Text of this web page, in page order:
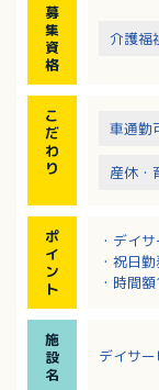
募
集
資
格
介護福
こ
だ
わ
り
車通勤
産休・
ポ
イ
ン
ト
・デイ
・祝日
・時間
施
設
名
デイサ